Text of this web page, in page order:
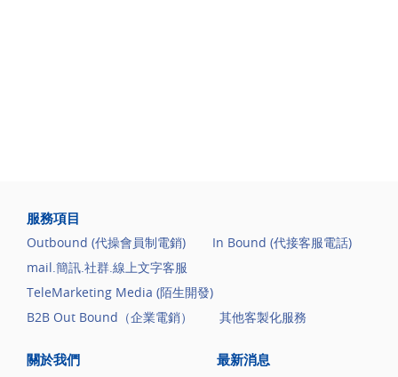
服務項目
Outbound (代操會員制電銷)
In Bound (代接客服電話)
mail.簡訊.社群.線上文字客服
TeleMarketing Media (陌生開發)
B2B Out Bound（企業電銷）
其他客製化服務
關於我們 最新消息